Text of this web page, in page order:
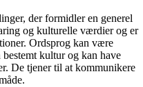
der formidler en generel
og kulturelle værdier og er
Ordsprog kan være
kultur og kan have
De tjener til at kommunikere